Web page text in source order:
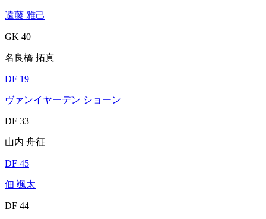
遠藤 雅己
GK 40
名良橋 拓真
DF 19
ヴァンイヤーデン ショーン
DF 33
山内 舟征
DF 45
佃 颯太
DF 44